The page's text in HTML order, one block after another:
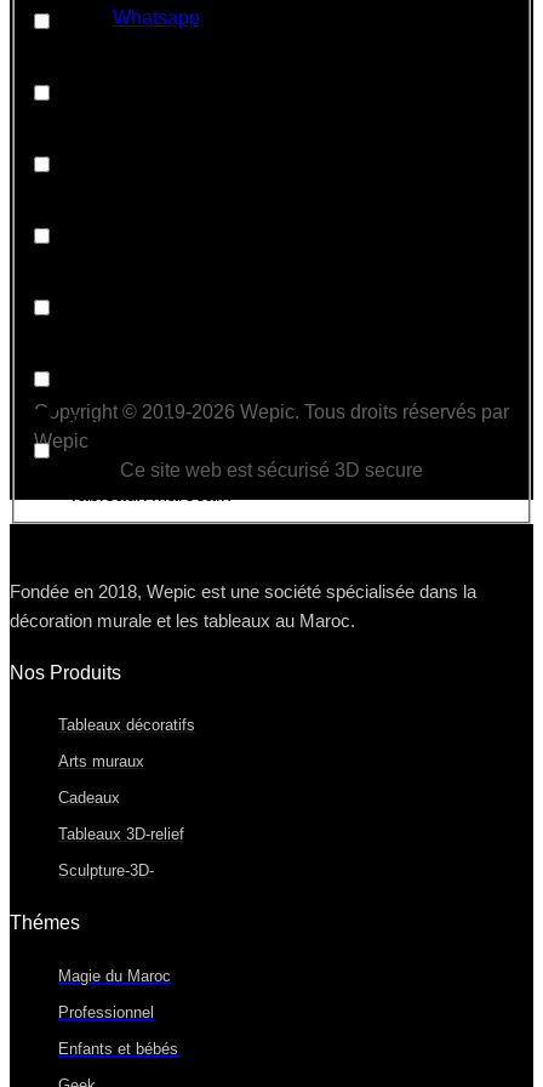
Tableaux islamique
Whatsapp
Copyright © 2019-2026 Wepic. Tous droits réservés par
Wepic
Ce site web est sécurisé 3D secure
Fondée en 2018, Wepic est une société spécialisée dans la
décoration murale et les tableaux au Maroc.
Nos Produits
Tableaux décoratifs
Arts muraux
Cadeaux
Tableaux 3D-relief
Sculpture-3D-
Thémes
Magie du Maroc
Professionnel
Enfants et bébés